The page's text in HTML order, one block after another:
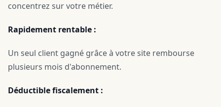
concentrez sur votre métier.
Rapidement rentable :
Un seul client gagné grâce à votre site rembourse
plusieurs mois d'abonnement.
Déductible fiscalement :